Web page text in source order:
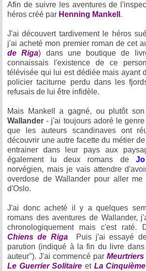
Afin de suivre les aventures de
héros créé par Henning Mankell .
J'ai découvert tardivement le héros
j'ai acheté mon premier roman de cet
de Riga) dans une boutique de
connaissais l'existence de ce
télévisée qui lui est dédiée mais ayant
policier taciturne perdu dans les
refusais de lui être infidèle.
Mais Mankell a gagné, ou plutôt son
Wallander - j'ai toujours adoré le
que les auteurs scandinaves ont
découvrir une autre facette du métier
entrainer dans leur pays aux
également lu deux romans de
norvégien, mais je vais attendre
overdose de Wallander pour aller me
d'Oslo.
J'ai donc acheté il y a quelques
romans des aventures de Wallander,
chronologiquement mais c'est raté.
Chiens de Riga
Puis j'ai essayé
parution (indiqué à la fin du livre
auteur"). J'ai commencé par
Le Guerrier Solitaire et La